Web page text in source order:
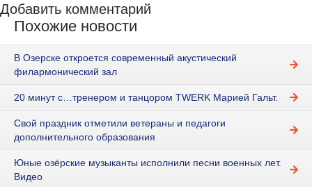
Добавить комментарий
Похожие новости
В Озерске откроется современный акустический
филармонический зал
20 минут с…тренером и танцором TWERK Марией Гальт.
Свой праздник отметили ветераны и педагоги
дополнительного образования
Юные озёрские музыканты исполнили песни военных лет.
Видео